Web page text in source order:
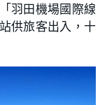
羽田機場國際線
供旅客出入，十